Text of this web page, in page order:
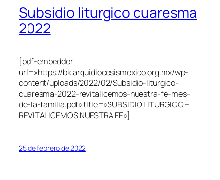
Subsidio liturgico cuaresma
2022
[pdf-embedder
url=»https://bk.arquidiocesismexico.org.mx/wp-
content/uploads/2022/02/Subsidio-liturgico-
cuaresma-2022-revitalicemos-nuestra-fe-mes-
de-la-familia.pdf» title=»SUBSIDIO LITURGICO –
REVITALICEMOS NUESTRA FE»]
25 de febrero de 2022